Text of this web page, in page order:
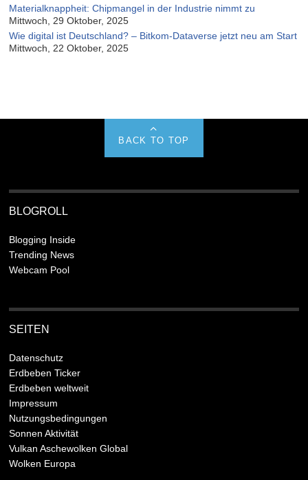
Materialknappheit: Chipmangel in der Industrie nimmt zu
Mittwoch, 29 Oktober, 2025
Wie digital ist Deutschland? – Bitkom-Dataverse jetzt neu am Start
Mittwoch, 22 Oktober, 2025
BACK TO TOP
BLOGROLL
Blogging Inside
Trending News
Webcam Pool
SEITEN
Datenschutz
Erdbeben Ticker
Erdbeben weltweit
Impressum
Nutzungsbedingungen
Sonnen Aktivität
Vulkan Aschewolken Global
Wolken Europa